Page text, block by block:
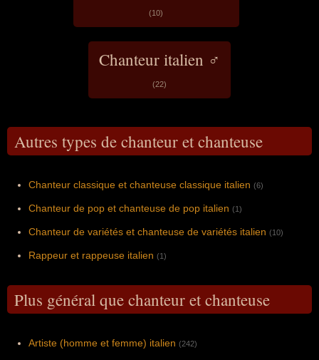
(10)
Chanteur italien ♂
(22)
Autres types de chanteur et chanteuse
Chanteur classique et chanteuse classique italien (6)
Chanteur de pop et chanteuse de pop italien (1)
Chanteur de variétés et chanteuse de variétés italien (10)
Rappeur et rappeuse italien (1)
Plus général que chanteur et chanteuse
Artiste (homme et femme) italien (242)